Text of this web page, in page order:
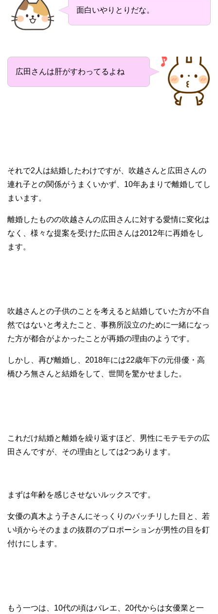
面白いやりとりだな。
広田さんは肝がすわってるよね
それで2人は結婚したわけですが、吹越さんと広田さんの
連れ子との関係がうまくいかず、10年あまりで離婚してし
まいます。
離婚したものの吹越さんの広田さんに対する愛情に変化は
なく、様々な提案を受けた広田さんは2012年に再婚をし
ます。
吹越さんとの子供のことを考えると結婚していた方が不自
然ではないと考えたこと、事務所設立のために一緒になっ
た方が都合がよかったことが再婚の理由のようです。
しかし、再び離婚し、2018年には22歳年下の元俳優・高
橋ひろ無さんと結婚をして、世間を驚かせました。
これだけ結婚と離婚を繰り返すほど、男性にモテモテの広
田さんですが、その理由としては2つあります。
まずは年齢を感じさせないルックスです。
女優の真木よう子さんにそっくりのパッチリした目と、若
い頃からそのままの抜群のプロポーションが男性の目を釘
付けにします。
もう一つは、10代の頃はバレエ、20代からは女優業と一